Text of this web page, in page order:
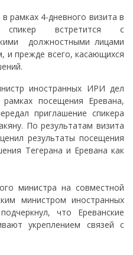
рамках 4-дневного визита в
встретится с
должностными лицами
и прежде всего, касающихся
иностранных ИРИ дел
посещения Еревана,
приглашение спикера
По результатам визита
результаты посещения
Тегерана и Еревана как
министра на совместной
министром иностранных
что Ереванские
укреплением связей с